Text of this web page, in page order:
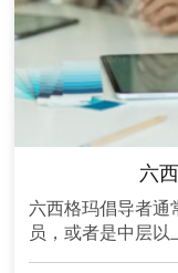
六
六西格玛倡导者通
员，或者是中层以
六西格玛绿带培训
青岛 开课时间：5
六西格玛绿带升黑带
六西格玛黑带培训
青岛 开课时间：5